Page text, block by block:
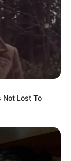
Not Lost To